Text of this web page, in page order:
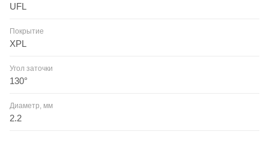
UFL
Покрытие
XPL
Угол заточки
130°
Диаметр, мм
2.2